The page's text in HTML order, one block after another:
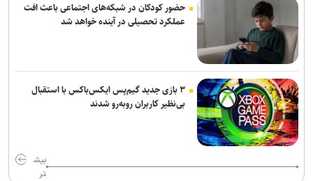
حضور کودکان در شبکه‌های اجتماعی باعث افت
عملکرد تحصیلی در آینده خواهد شد
۳ بازی جدید گیم‌پس ایکس‌باکس با استقبال
بی‌نظیر کاربران روبه‌رو شدند
بیش
تر